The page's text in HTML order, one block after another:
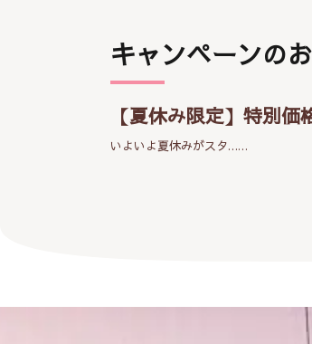
キャンペーンの
【夏休み限定】特別
いよいよ夏休みがスタ……